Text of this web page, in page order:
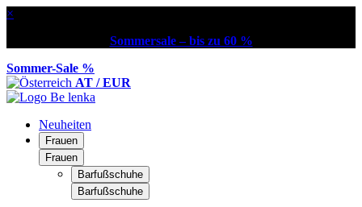
×
Sommersale – bis zu 60 %
Sommer-Sale %
AT / EUR
Neuheiten
Frauen
Frauen
Barfußschuhe
Barfußschuhe